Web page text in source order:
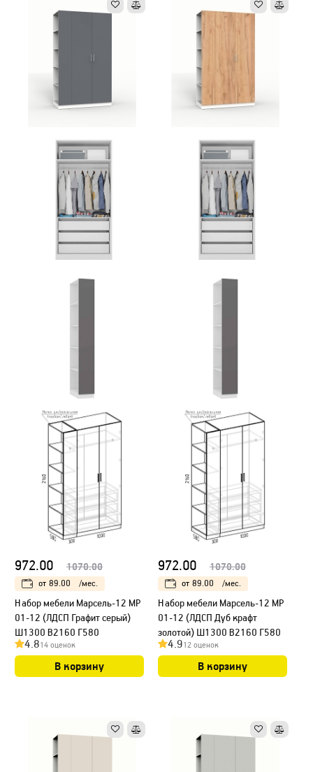
972.00 1070.00
от 89.00 /мес.
Набор мебели Марсель-12 МР
01-12 (ЛДСП Графит серый)
Ш1300 В2160 Г580
4.814 оценок
В корзину
972.00 1070.00
от 89.00 /мес.
Набор мебели Марсель-12 МР
01-12 (ЛДСП Дуб крафт
золотой) Ш1300 В2160 Г580
4.912 оценок
В корзину